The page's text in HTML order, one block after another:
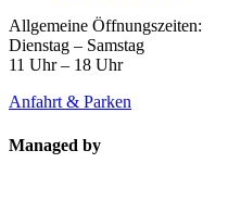
Allgemeine Öffnungszeiten:
Dienstag – Samstag
11 Uhr – 18 Uhr
Anfahrt & Parken
Managed by